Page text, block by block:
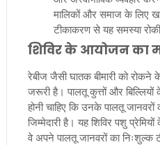
मालिकों और समाज के लिए
टीकाकरण से यह समस्या
शिविर के आयोजन का
रेबीज जैसी घातक बीमारी को
जरूरी है। पालतू कुत्तों और बिल्लियों
होनी चाहिए कि उनके पालतू
जिम्मेदारी है। यह शिविर पशु
वे अपने पालतू जानवरों का